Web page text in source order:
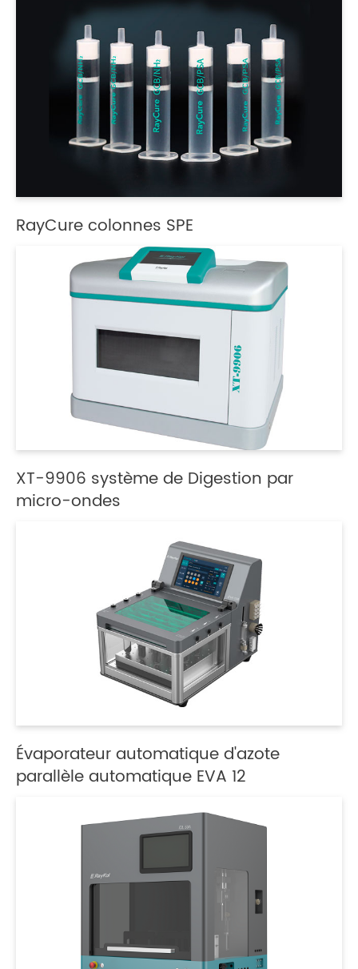
RayCure colonnes SPE
XT-9906 système de Digestion par
micro-ondes
Évaporateur automatique d'azote
parallèle automatique EVA 12